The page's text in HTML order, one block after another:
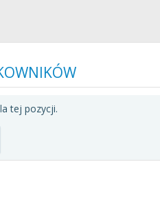
tej pozycji.